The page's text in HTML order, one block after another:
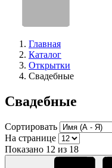
Главная
Каталог
Открытки
Свадебные
Свадебные
Сортировать
На странице
Показано 12 из 18